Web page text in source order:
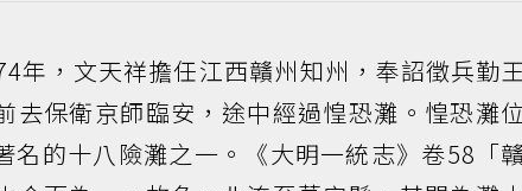
年，文天祥擔任江西贛州知州，奉詔徵兵勤
去保衛京師臨安，途中經過惶恐灘。惶恐灘
名的十八險灘之一。《大明一統志》卷58「